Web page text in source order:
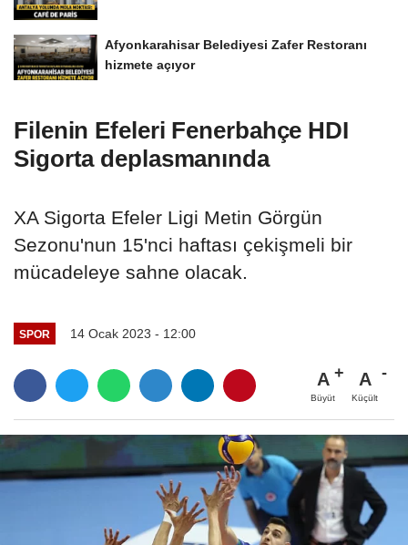
Afyonkarahisar Belediyesi Zafer Restoranı
hizmete açıyor
Filenin Efeleri Fenerbahçe HDI
Sigorta deplasmanında
XA Sigorta Efeler Ligi Metin Görgün
Sezonu'nun 15'nci haftası çekişmeli bir
mücadeleye sahne olacak.
SPOR 14 Ocak 2023 - 12:00
A
Büyüt
A
Küçült